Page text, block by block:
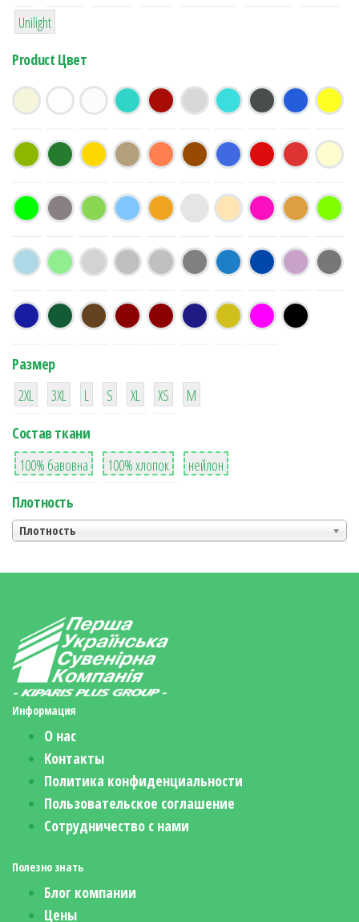
1
Unilight
Product Цвет
Размер
38
2XL
16
3XL
42
L
42
S
42
XL XS
М
Состав ткани
8
100% бавовна
36
100% хлопок
2
нейлон
Плотность
Плотность
Информация
О нас
Контакты
Политика конфиденциальности
Пользовательское соглашение
Сотрудничество с нами
Полезно знать
Блог компании
Цены